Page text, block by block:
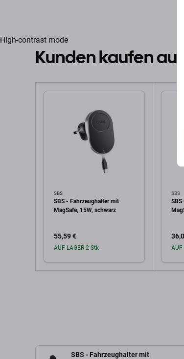
High-contrast mode
Kunden kaufen
SBS
SBS - Fahrzeughalter mit
MagSafe, 15W, schwarz
55,59 €
AUF LAGER 2 Stk
SBS
AUF
SBS - Fahrzeughalter mit